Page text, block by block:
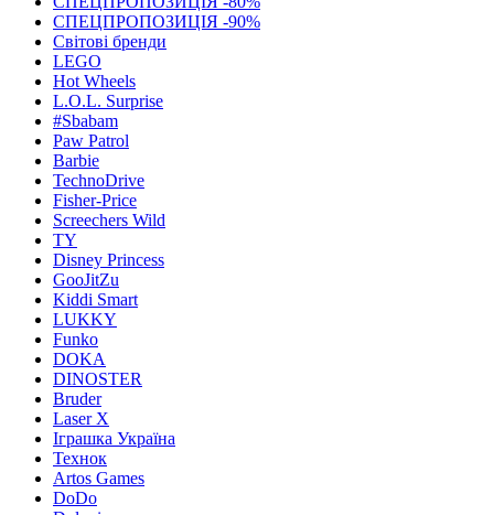
СПЕЦПРОПОЗИЦІЯ -90%
Світові бренди
LEGO
Hot Wheels
L.O.L. Surprise
#Sbabam
Paw Patrol
Barbie
TechnoDrive
Fisher-Price
Screechers Wild
TY
Disney Princess
GooJitZu
Kiddi Smart
LUKKY
Funko
DOKA
DINOSTER
Bruder
Laser X
Іграшка Україна
Технок
Artos Games
DoDo